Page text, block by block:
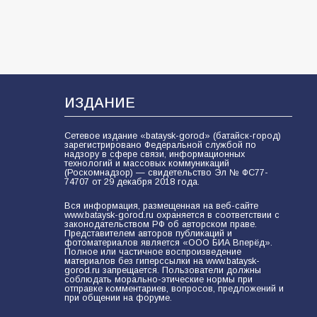
ИЗДАНИЕ
Сетевое издание «bataysk-gorod» (батайск-город)
зарегистрировано Федеральной службой по
надзору в сфере связи, информационных
технологий и массовых коммуникаций
(Роскомнадзор) — свидетельство Эл № ФС77-
74707 от 29 декабря 2018 года.
Вся информация, размещенная на веб-сайте
www.bataysk-gorod.ru охраняется в соответствии с
законодательством РФ об авторском праве.
Представителем авторов публикаций и
фотоматериалов является «ООО БИА Вперёд».
Полное или частичное воспроизведение
материалов без гиперссылки на www.bataysk-
gorod.ru запрещается. Пользователи должны
соблюдать морально-этические нормы при
отправке комментариев, вопросов, предложений и
при общении на форуме.